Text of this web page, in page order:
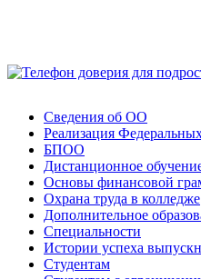
Сведения об ОО
Реализация
БПОО
Дистанционное
Основы финансовой
Охрана труда в колледже
Дополнительное
Специальности
Истории успеха
Студентам